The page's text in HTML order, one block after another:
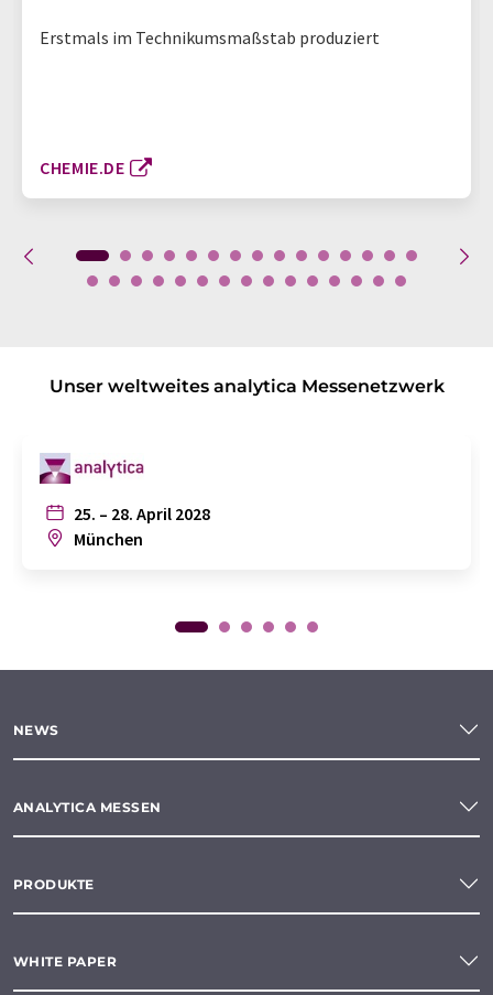
Erstmals im Technikumsmaßstab produziert
CHEMIE.DE
Unser weltweites analytica Messenetzwerk
25. – 28. April 2028
München
NEWS
ANALYTICA MESSEN
PRODUKTE
WHITE PAPER